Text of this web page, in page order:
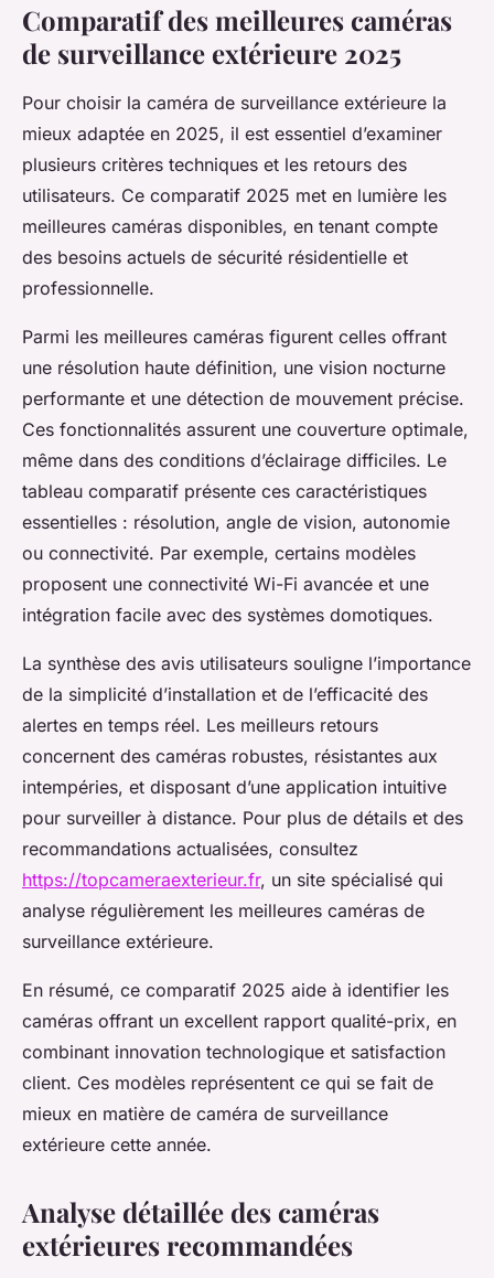
Comparatif des meilleures caméras
de surveillance extérieure 2025
Pour choisir la caméra de surveillance extérieure la
mieux adaptée en 2025, il est essentiel d’examiner
plusieurs critères techniques et les retours des
utilisateurs. Ce comparatif 2025 met en lumière les
meilleures caméras disponibles, en tenant compte
des besoins actuels de sécurité résidentielle et
professionnelle.
Parmi les meilleures caméras figurent celles offrant
une résolution haute définition, une vision nocturne
performante et une détection de mouvement précise.
Ces fonctionnalités assurent une couverture optimale,
même dans des conditions d’éclairage difficiles. Le
tableau comparatif présente ces caractéristiques
essentielles : résolution, angle de vision, autonomie
ou connectivité. Par exemple, certains modèles
proposent une connectivité Wi-Fi avancée et une
intégration facile avec des systèmes domotiques.
La synthèse des avis utilisateurs souligne l’importance
de la simplicité d’installation et de l’efficacité des
alertes en temps réel. Les meilleurs retours
concernent des caméras robustes, résistantes aux
intempéries, et disposant d’une application intuitive
pour surveiller à distance. Pour plus de détails et des
recommandations actualisées, consultez
https://topcameraexterieur.fr, un site spécialisé qui
analyse régulièrement les meilleures caméras de
surveillance extérieure.
En résumé, ce comparatif 2025 aide à identifier les
caméras offrant un excellent rapport qualité-prix, en
combinant innovation technologique et satisfaction
client. Ces modèles représentent ce qui se fait de
mieux en matière de caméra de surveillance
extérieure cette année.
Analyse détaillée des caméras
extérieures recommandées